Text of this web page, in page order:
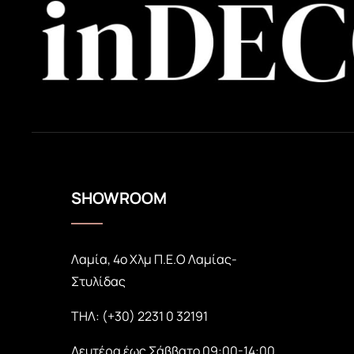
Σύνθεση – έπιπλο TV
SHOWROOM
Λαμία, 4ο Χλμ Π.Ε.Ο Λαμίας-
Στυλίδας
ΤΗΛ: (+30) 2231 0 32191